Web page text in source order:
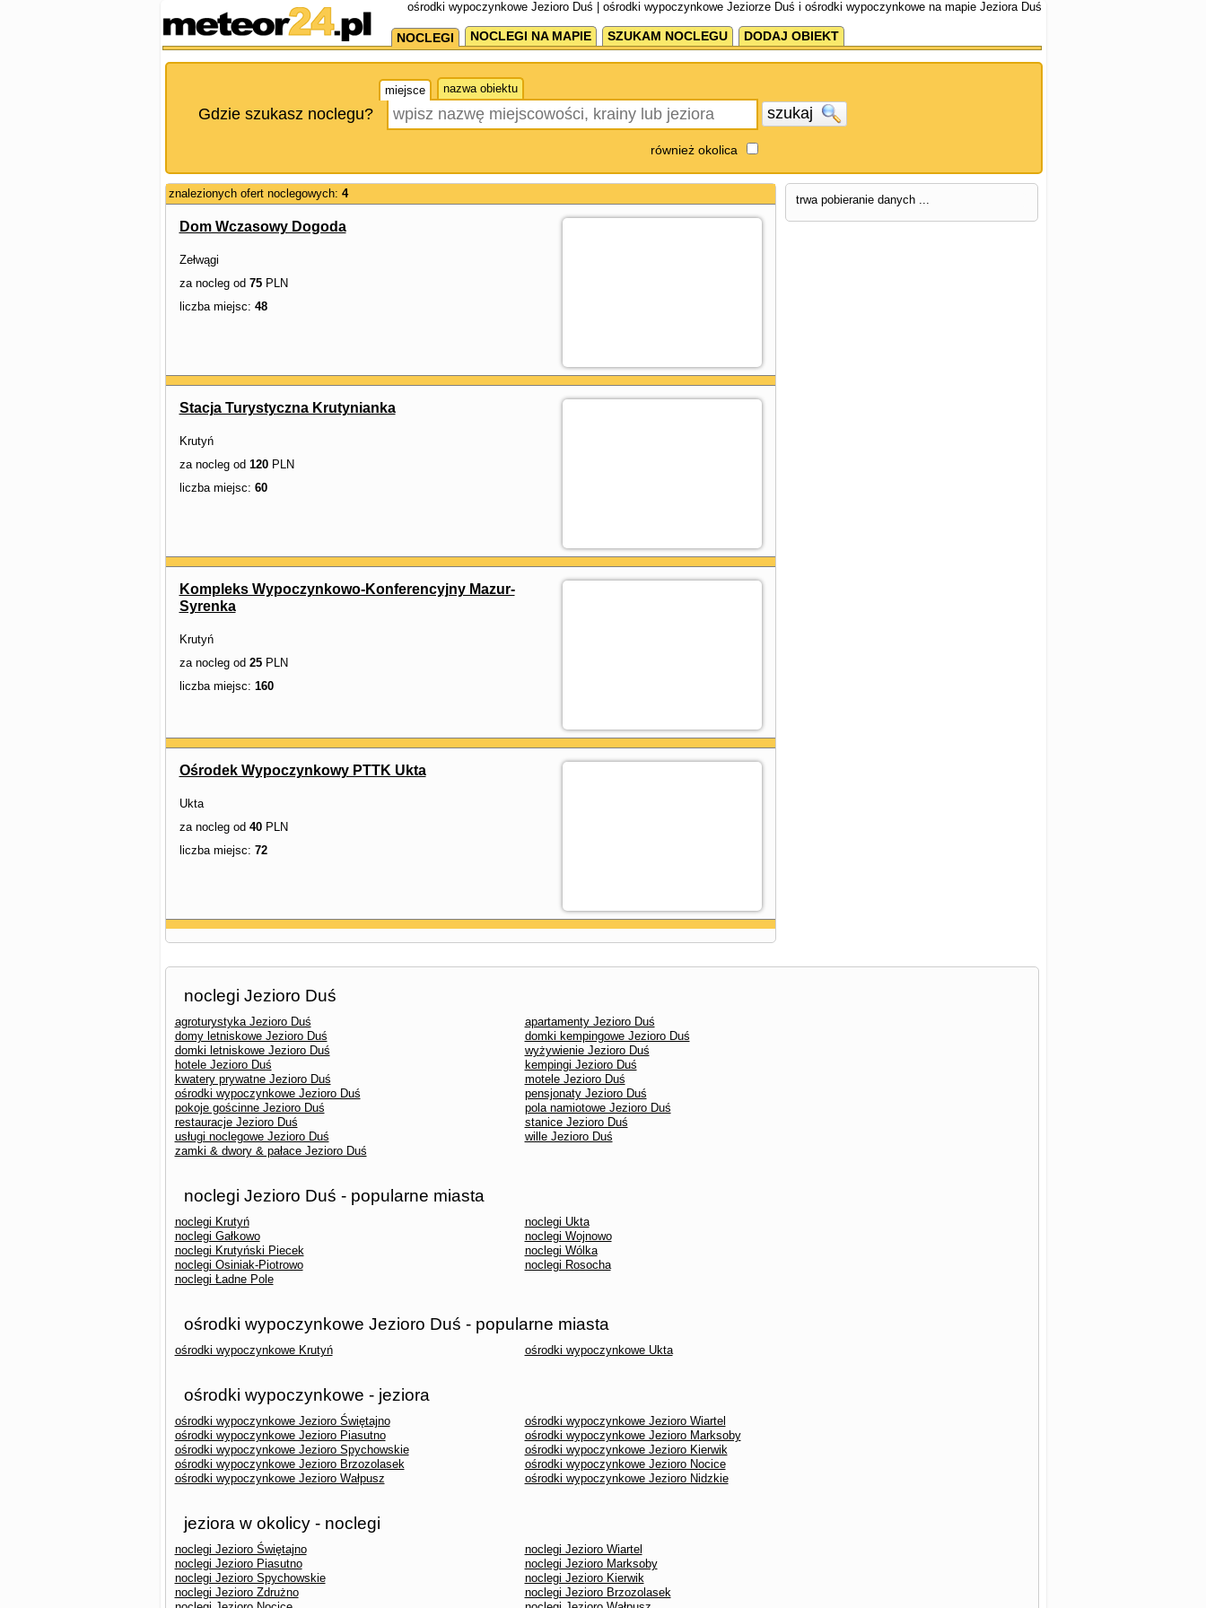
ośrodki wypoczynkowe Jezioro Duś | ośrodki wypoczynkowe Jeziorze Duś i ośrodki wypoczynkowe na mapie Jeziora Duś
NOCLEGI NOCLEGI NA MAPIE SZUKAM NOCLEGU DODAJ OBIEKT
miejsce nazwa obiektu
Gdzie szukasz noclegu? szukaj
również okolica
znalezionych ofert noclegowych: 4
Dom Wczasowy Dogoda
Zełwągi
za nocleg od 75PLN
liczba miejsc: 48
Stacja Turystyczna Krutynianka
Krutyń
za nocleg od 120PLN
liczba miejsc: 60
Kompleks Wypoczynkowo-Konferencyjny Mazur-
Syrenka
Krutyń
za nocleg od 25PLN
liczba miejsc: 160
Ośrodek Wypoczynkowy PTTK Ukta
Ukta
za nocleg od 40PLN
liczba miejsc: 72
trwa pobieranie danych ...
noclegi Jezioro Duś
agroturystyka Jezioro Duś
apartamenty Jezioro Duś
domy letniskowe Jezioro Duś
domki kempingowe Jezioro Duś
domki letniskowe Jezioro Duś
wyżywienie Jezioro Duś
hotele Jezioro Duś
kempingi Jezioro Duś
kwatery prywatne Jezioro Duś
motele Jezioro Duś
ośrodki wypoczynkowe Jezioro Duś
pensjonaty Jezioro Duś
pokoje gościnne Jezioro Duś
pola namiotowe Jezioro Duś
restauracje Jezioro Duś
stanice Jezioro Duś
usługi noclegowe Jezioro Duś
wille Jezioro Duś
zamki & dwory & pałace Jezioro Duś
noclegi Jezioro Duś - popularne miasta
noclegi Krutyń
noclegi Ukta
noclegi Gałkowo
noclegi Wojnowo
noclegi Krutyński Piecek
noclegi Wólka
noclegi Osiniak-Piotrowo
noclegi Rosocha
noclegi Ładne Pole
ośrodki wypoczynkowe Jezioro Duś - popularne miasta
ośrodki wypoczynkowe Krutyń ośrodki wypoczynkowe Ukta
ośrodki wypoczynkowe - jeziora
ośrodki wypoczynkowe Jezioro Świętajno
ośrodki wypoczynkowe Jezioro Wiartel
ośrodki wypoczynkowe Jezioro Piasutno
ośrodki wypoczynkowe Jezioro Marksoby
ośrodki wypoczynkowe Jezioro Spychowskie
ośrodki wypoczynkowe Jezioro Kierwik
ośrodki wypoczynkowe Jezioro Brzozolasek
ośrodki wypoczynkowe Jezioro Nocice
ośrodki wypoczynkowe Jezioro Wałpusz
ośrodki wypoczynkowe Jezioro Nidzkie
jeziora w okolicy - noclegi
noclegi Jezioro Świętajno
noclegi Jezioro Wiartel
noclegi Jezioro Piasutno
noclegi Jezioro Marksoby
noclegi Jezioro Spychowskie
noclegi Jezioro Kierwik
noclegi Jezioro Zdrużno
noclegi Jezioro Brzozolasek